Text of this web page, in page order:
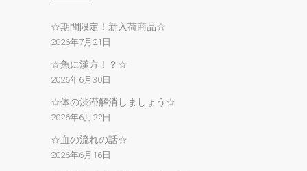
☆期間限定！新入荷商品☆
2026年7月21日
☆魚に漢方！？☆
2026年6月30日
☆体の渋滞解消しましょう☆
2026年6月22日
☆血の流れの話☆
2026年6月16日